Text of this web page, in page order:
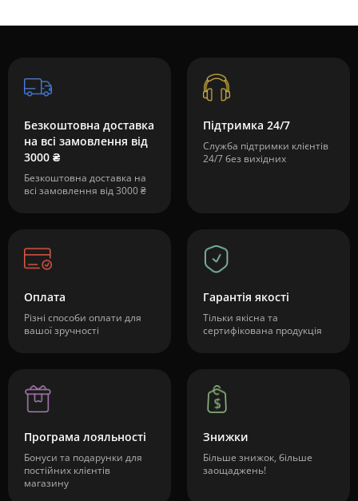
Безкоштовна доставка
на всі замовлення від
3000 ₴
Безкоштовна доставка на
всі замовлення від 3000 ₴
Підтримка 24/7
Служба підтримки клієнтів
24/7 без вихідних
Оплата
Різні способи оплати для
вашої зручності
Гарантія якості
Тільки якісна та
сертифікована продукція
Програма лояльності
Бонуси та подарунки для
постійних клієнтів
магазину
Знижки
Більше знижок, більше
заощаджень!